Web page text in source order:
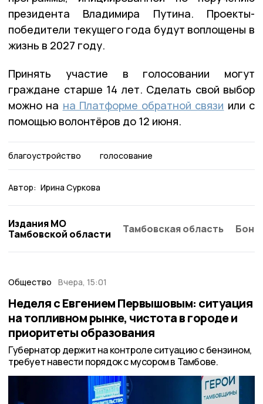
президента Владимира Путина. Проекты-
победители текущего года будут воплощены в
жизнь в 2027 году.
Принять участие в голосовании могут
граждане старше 14 лет. Сделать свой выбор
можно на на Платформе обратной связи или с
помощью волонтёров до 12 июня.
благоустройство голосование
Автор: Ирина Суркова
Издания МО
Тамбовской области
Тамбовская область
Общество Вчера, 15:01
Неделя с Евгением Первышовым: ситуация
на топливном рынке, чистота в городе и
приоритеты образования
Губернатор держит на контроле ситуацию с бензином,
требует навести порядок с мусором в Тамбове.